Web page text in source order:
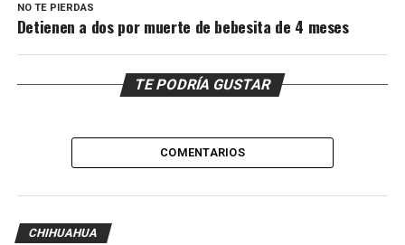
NO TE PIERDAS
Detienen a dos por muerte de bebesita de 4 meses
TE PODRÍA GUSTAR
COMENTARIOS
CHIHUAHUA